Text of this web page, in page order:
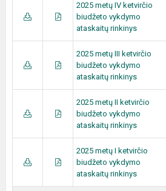
2025 metų IV ketvirčio
biudžeto vykdymo
ataskaitų rinkinys
2025 metų III ketvirčio
biudžeto vykdymo
ataskaitų rinkinys
2025 metų II ketvirčio
biudžeto vykdymo
ataskaitų rinkinys
2025 metų I ketvirčio
biudžeto vykdymo
ataskaitų rinkinys